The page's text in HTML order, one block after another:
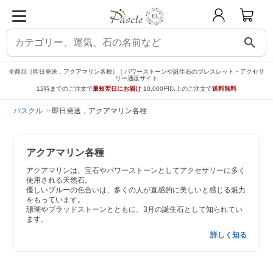
search
全商品（即日発送，アクアマリン各種）｜パワーストーンや誕生石のブレスレット・アクセサ
リー通販サイト
12時までのご注文で最短翌日にお届け 10,000円以上のご注文で送料無料
パスクル 即日発送，アクアマリン各種
アクアマリン各種
アクアマリンは、宝石やパワーストーンとしてアクセサリーに多く
使用される天然石。
優しいブルーの色合いは、多くの人が直感的に美しいと感じる魅力
をもっています。
珊瑚やブラッドストーンとともに、3月の誕生石として知られてい
ます。
詳しく知る